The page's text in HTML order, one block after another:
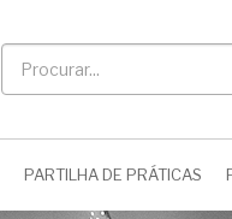
PARTILHA DE PRÁTICAS